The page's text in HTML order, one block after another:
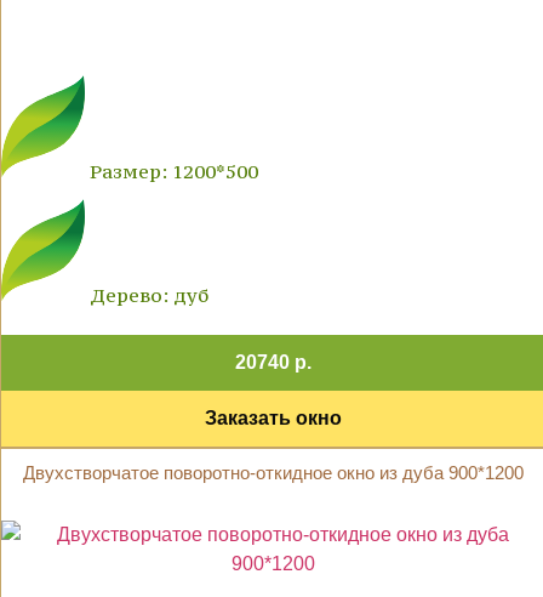
Размер: 1200*500
Дерево: дуб
20740 р.
Заказать окно
Двухстворчатое поворотно-откидное окно из дуба 900*1200